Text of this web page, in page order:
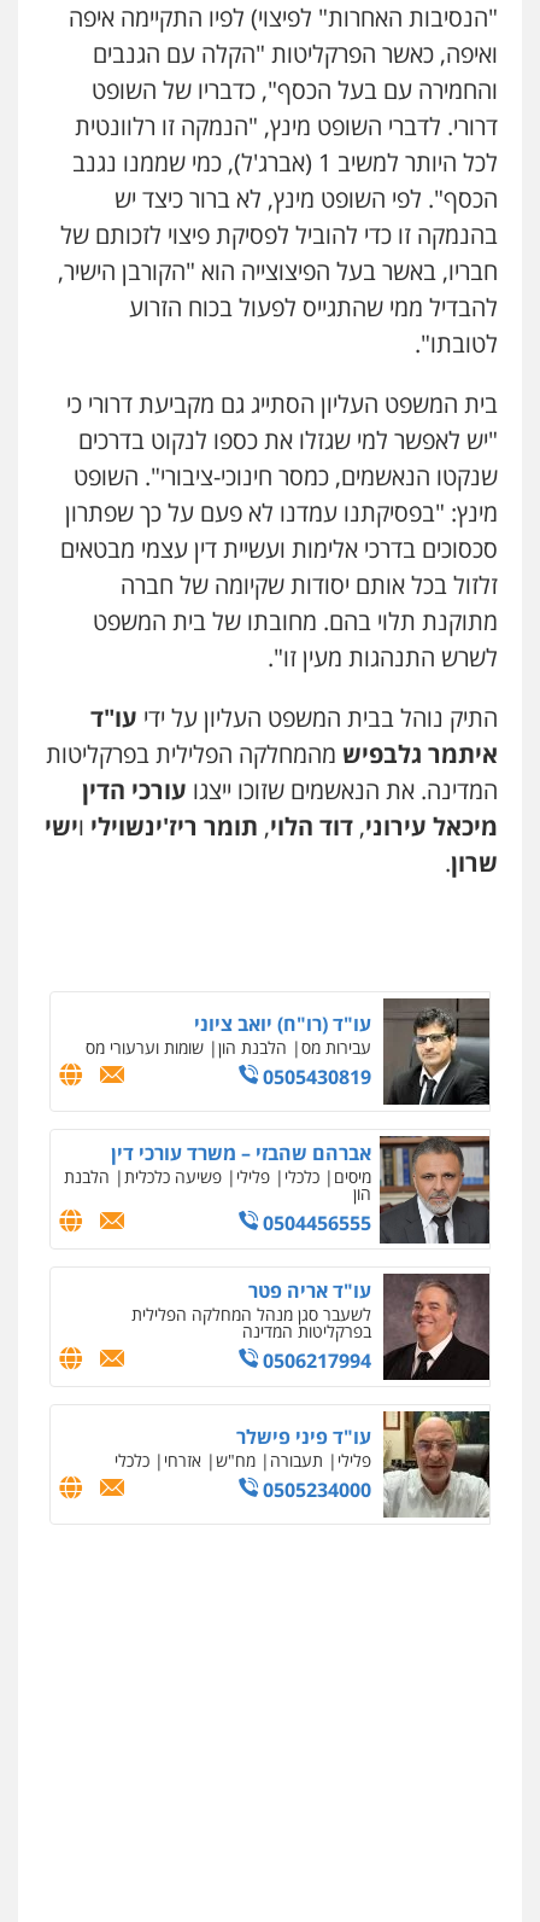
"הנסיבות האחרות" לפיצוי) לפיו התקיימה איפה
ואיפה, כאשר הפרקליטות "הקלה עם הגנבים
והחמירה עם בעל הכסף", כדבריו של השופט
דרורי. לדברי השופט מינץ, "הנמקה זו רלוונטית
לכל היותר למשיב 1 (אברג'ל), כמי שממנו נגנב
הכסף". לפי השופט מינץ, לא ברור כיצד יש
בהנמקה זו כדי להוביל לפסיקת פיצוי לזכותם של
חבריו, באשר בעל הפיצוצייה הוא "הקורבן הישיר,
להבדיל ממי שהתגייס לפעול בכוח הזרוע
לטובתו".
בית המשפט העליון הסתייג גם מקביעת דרורי כי
"יש לאפשר למי שגזלו את כספו לנקוט בדרכים
שנקטו הנאשמים, כמסר חינוכי-ציבורי". השופט
מינץ: "בפסיקתנו עמדנו לא פעם על כך שפתרון
סכסוכים בדרכי אלימות ועשיית דין עצמי מבטאים
זלזול בכל אותם יסודות שקיומה של חברה
מתוקנת תלוי בהם. מחובתו של בית המשפט
לשרש התנהגות מעין זו".
התיק נוהל בבית המשפט העליון על ידי עו"ד
איתמר גלבפיש מהמחלקה הפלילית בפרקליטות
המדינה. את הנאשמים שזוכו ייצגו עורכי הדין
מיכאל עירוני, דוד הלוי, תומר ריז'ינשוילי וישי
שרון.
עו"ד (רו"ח) יואב ציוני
עבירות מס הלבנת הון שומות וערעורי מס
0505430819
אברהם שהבזי – משרד עורכי דין
מיסים כלכלי פלילי פשיעה כלכלית הלבנת
הון
0504456555
עו"ד אריה פטר
לשעבר סגן מנהל המחלקה הפלילית
בפרקליטות המדינה
0506217994
עו"ד פיני פישלר
פלילי תעבורה מח"ש אזרחי כלכלי
0505234000